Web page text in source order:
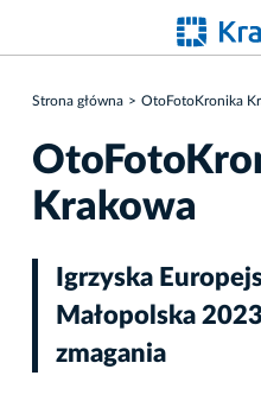
Strona główna OtoFotoKronika
Krakowa
Igrzyska
Małopolska
zmagania